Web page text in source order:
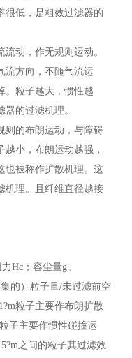
很低，是粗效过滤器的
动，作无规则运动。
流方向，不随气流运
。粒子越大，惯性越
的过滤机理。
则的布朗运动，与障碍
小，布朗运动越强，
也被称作扩散机理。这
机理。且纤维直径越接
Hc；容尘量g。
的）粒子量/未过滤前空
粒子主要作布朗扩散
子主要作惯性碰撞运
之间的粒子其过滤效